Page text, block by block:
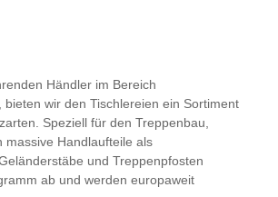
Händler im Bereich
bieten wir den Tischlereien ein Sortiment
Speziell für den Treppenbau,
massive Handlaufteile als
und Treppenpfosten
ab und werden europaweit